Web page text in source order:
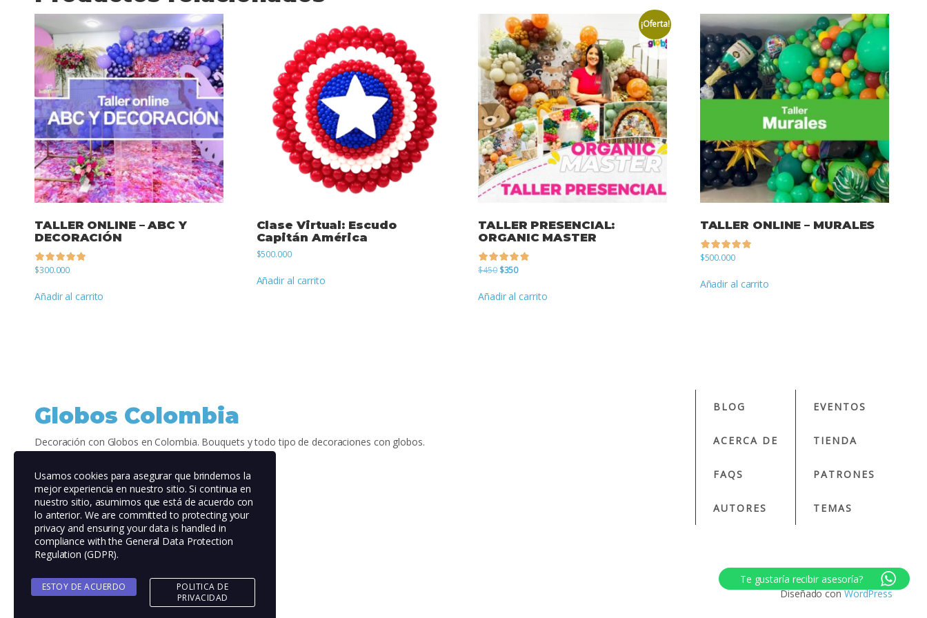
TALLER ONLINE – ABC Y
DECORACIÓN
$300.000
Añadir al carrito
Clase Virtual: Escudo
Capitán América
$500.000
Añadir al carrito
¡Oferta!
TALLER PRESENCIAL:
ORGANIC MASTER
$450 El
original
era:
$350El
actual
es:
Añadir al carrito
TALLER ONLINE – MURALES
$500.000
Añadir al carrito
Globos Colombia
Decoración con Globos en Colombia. Bouquets y todo tipo de decoraciones con globos.
BLOG
ACERCA DE
FAQS
AUTORES
EVENTOS
TIENDA
PATRONES
TEMAS
Twenty Twenty-Five Diseñado conWordPress
Usamos cookies para asegurar que brindemos la
mejor experiencia en nuestro sitio. Si continua en
nuestro sitio, asumimos que está de acuerdo con
lo anterior. We are committed to protecting your
privacy and ensuring your data is handled in
compliance with theGeneral Data Protection
Regulation (GDPR).
ESTOY DE ACUERDO
POLITICA DE
PRIVACIDAD
Te gustaría recibir asesoría?